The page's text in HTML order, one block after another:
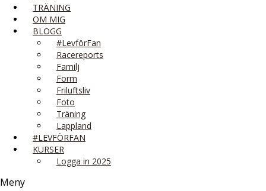
TRÄNING
OM MIG
BLOGG
#LevförFan
Racereports
Familj
Form
Friluftsliv
Foto
Träning
Lappland
#LEVFÖRFAN
KURSER
Logga in 2025
Meny